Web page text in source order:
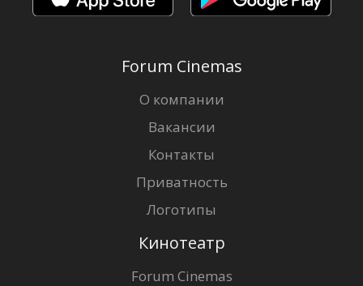
Forum Cinemas
О компании
Вакансии
Контакты
Приватность
Логотипы
Кинотеатр
Forum Cinemas